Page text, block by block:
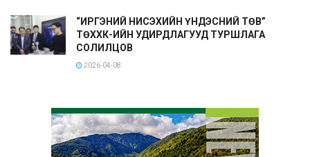
“ИРГЭНИЙ НИСЭХИЙН ҮНДЭСНИЙ ТӨВ”
ТӨХХК-ИЙН УДИРДЛАГУУД ТУРШЛАГА
СОЛИЛЦОВ
2026-04-08